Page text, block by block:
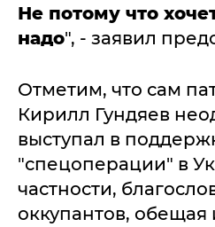
Не потому что
надо", - заявил
Отметим, что сам
Кирилл Гундяев
выступал в
"спецоперации" в
частности,
оккупантов,